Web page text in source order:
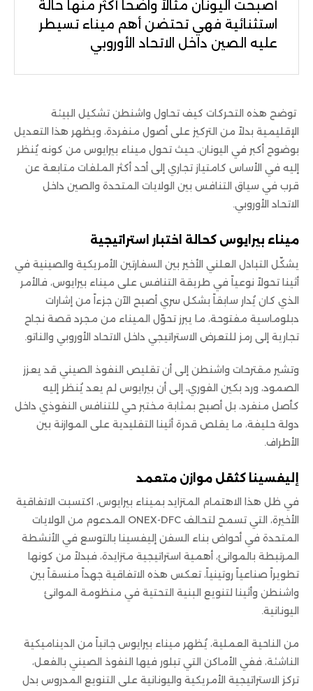
أصبحت اليونان مثالاً واضحاً أكثر منها حالة
استثنائية فهي تحتضن أهم ميناء تسيطر
عليه الصين داخل الاتحاد الأوروبي
توضح هذه التحركات كيف تحاول واشنطن تشكيل البيئة
الإقليمية بدلاً من التركيز على أصول منفردة، ويظهر هذا التعديل
بوضوح أكبر في اليونان، حيث تحول ميناء بيرايوس من كونه يُنظر
إليه في الأساس كامتياز تجاري إلى أحد أكثر الملفات متابعة عن
قرب في سياق التنافس بين الولايات المتحدة والصين داخل
الاتحاد الأوروبي.
ميناء بيرايوس كحالة اختبار استراتيجية
يشكّل التبادل العلني الأخير بين السفارتين الأمريكية والصينية في
أثينا تحولاً نوعياً في طريقة التنافس على ميناء بيرايوس، فالأمر
الذي كان يُدار سابقاً بشكل سري أصبح الآن جزءاً من إشارات
دبلوماسية مفتوحة، ما يبرز تحوّل الميناء من مجرد قصة نجاح
تجارية إلى رمز للتعرض الاستراتيجي داخل الاتحاد الأوروبي والناتو.
وتشير مقترحات واشنطن إلى أن تقليص النفوذ الصيني قد يعزز
الصمود، ورد بكين الفوري، إلى أن بيرايوس لم يعد يُنظر إليه
كأصل منفرد، بل أصبح بمثابة مختبر حي للتنافس النفوذي داخل
دولة حليفة، ما يقلص قدرة أثينا التقليدية على الموازنة بين
الأطراف.
إليفسينا كثقل موازن متعمد
في ظل هذا الاهتمام المتزايد بميناء بيرايوس، اكتسبت الاتفاقية
الأخيرة، التي تسمح لتحالف ONEX-DFC المدعوم من الولايات
المتحدة في أحواض بناء السفن إليفسينا بالتوسع في الأنشطة
المرتبطة بالموانئ، أهمية استراتيجية متزايدة، فبدلاً من كونها
تطويراً صناعياً روتينياً، تعكس هذه الاتفاقية جهداً منسقاً بين
واشنطن وأثينا لتنويع البنية التحتية في منظومة الموانئ
اليونانية.
من الناحية العملية، يُظهر ميناء بيرايوس جانباً من الديناميكية
الناشئة، ففي الأماكن التي تبلور فيها النفوذ الصيني بالفعل،
تركز الاستراتيجية الأمريكية واليونانية على التنويع المدروس بدل